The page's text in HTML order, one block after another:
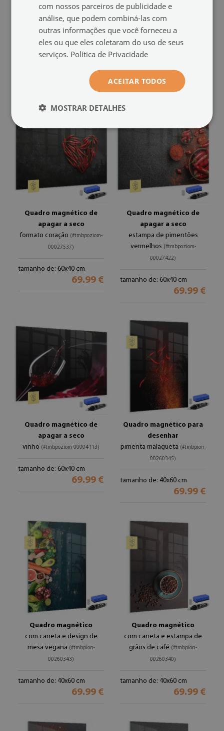
Quadro magnético de
apagar a seco
estampa de vegetais na
mesa(#tmbpoziom-00027839)
69.99 €
Quadro magnético de
xícara de café
00027763)
tamanho de: 60x40 cm
69.99 €
Quadro magnético de
apagar a seco
formato coração (#tmbpoziom-
00027537)
tamanho de: 60x40 cm
69.99 €
Quadro magnético de
apagar a seco
estampa de pimentões
vermelhos (#tmbpoziom-
00027422)
tamanho de: 60x40 cm
69.99 €
Quadro magnético de
apagar a seco
vinho (#tmbpoziom-00004113)
tamanho de: 60x40 cm
69.99 €
Quadro magnético para
desenhar
pimenta malagueta (#tmbpion-
00260345)
tamanho de: 40x60 cm
69.99 €
Quadro magnético
com caneta e design de
mesa vegana (#tmbpion-
00260343)
tamanho de: 40x60 cm
69.99 €
Quadro magnético
com caneta e estampa de
grãos de café (#tmbpion-
00260340)
tamanho de: 40x60 cm
69.99 €
com nossos parceiros de publicidade e
análise, que podem combiná-las com
outras informações que você forneceu a
eles ou que eles coletaram do uso de seus
serviços. Política de Privacidade
ACEITAR TODOS
MOSTRAR DETALHES